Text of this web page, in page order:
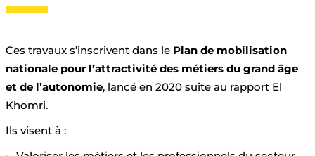
Ces travaux s’inscrivent dans le Plan de mobilisation
nationale pour l’attractivité des métiers du grand âge
et de l’autonomie, lancé en 2020 suite au rapport El
Khomri.
Ils visent à :